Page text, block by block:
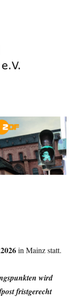
in Mainz statt.
wird
fristgerecht